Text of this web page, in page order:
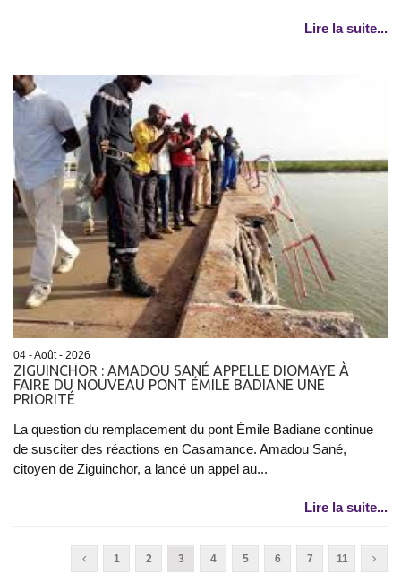
Lire la suite...
04 - Août - 2026
ZIGUINCHOR : AMADOU SANÉ APPELLE DIOMAYE À
FAIRE DU NOUVEAU PONT ÉMILE BADIANE UNE
PRIORITÉ
La question du remplacement du pont Émile Badiane continue
de susciter des réactions en Casamance. Amadou Sané,
citoyen de Ziguinchor, a lancé un appel au...
Lire la suite...
1 2 3 4 5 6 7 11